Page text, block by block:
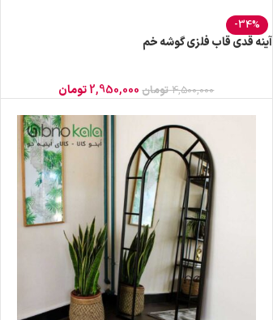
-34%
آینه قدی قاب فلزی گوشه خم
4,500,000 تومان 2,950,000تومان